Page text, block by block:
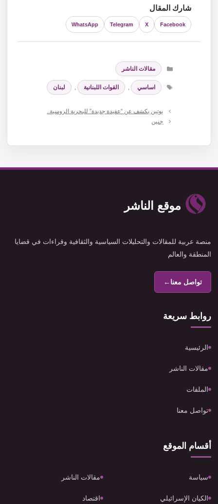
شارك المقال
Facebook
X
Telegram
WhatsApp
التصنيفات
مقالات الناشر
الوسوم
اساسي , القوات اللبنانية , لبنان
بوتين يكشف عن “عقيدة جديدة” للبحرية الروسية..
جنين
موقع الناشر
منصة عربية للمقالات والتحليلات السياسية والثقافية وقراءات في قضايا
المنطقة والعالم
تواصل معنا←
روابط سريعة
الرئيسية
مقالات الناشر
الملفات
تواصل معنا
أقسام الموقع
سياسة مقالات الناشر
الكيان الإسرائيلي اقتصاد